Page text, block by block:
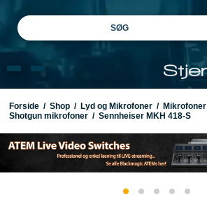
SØG
Forside / Shop / Lyd og Mikrofoner / Mikrofoner
Shotgun mikrofoner / Sennheiser MKH 418-S